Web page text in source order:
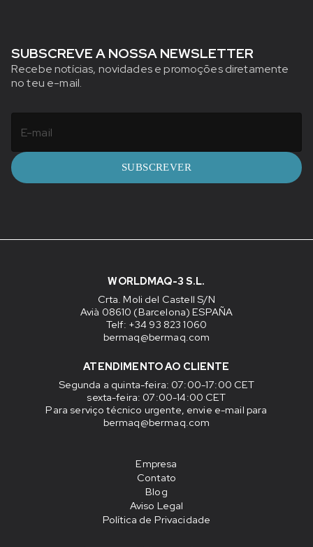
SUBSCREVE A NOSSA NEWSLETTER
Recebe notícias, novidades e promoções diretamente
no teu e-mail.
SUBSCREVER
WORLDMAQ-3 S.L.
Crta. Moli del Castell S/N
Avià 08610 (Barcelona) ESPAÑA
Telf: +34 93 823 1060
bermaq@bermaq.com
ATENDIMENTO AO CLIENTE
Segunda a quinta-feira: 07:00-17:00 CET
sexta-feira: 07:00-14:00 CET
Para serviço técnico urgente, envie e-mail para
bermaq@bermaq.com
Empresa
Contato
Blog
Aviso Legal
Política de Privacidade